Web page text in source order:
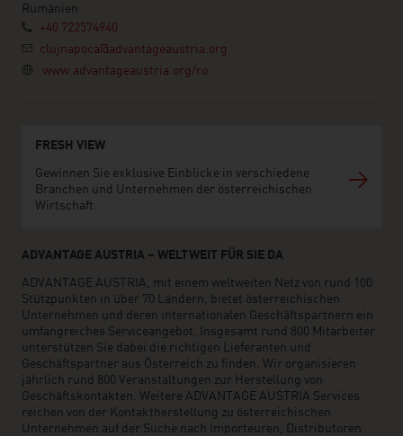
Rumänien
+40 722574940
clujnapoca@advantageaustria.org
www.advantageaustria.org/ro
FRESH VIEW
Gewinnen Sie exklusive Einblicke in verschiedene
Branchen und Unternehmen der österreichischen
Wirtschaft.
ADVANTAGE AUSTRIA – WELTWEIT FÜR SIE DA
ADVANTAGE AUSTRIA, mit einem weltweiten Netz von rund 100
Stützpunkten in über 70 Ländern, bietet österreichischen
Unternehmen und deren internationalen Geschäftspartnern ein
umfangreiches Serviceangebot. Insgesamt rund 800 Mitarbeiter
unterstützen Sie dabei die richtigen Lieferanten und
Geschäftspartner aus Österreich zu finden. Wir organisieren
jährlich rund 800 Veranstaltungen zur Herstellung von
Geschäftskontakten. Weitere ADVANTAGE AUSTRIA Services
reichen von der Kontaktherstellung zu österreichischen
Unternehmen auf der Suche nach Importeuren, Distributoren